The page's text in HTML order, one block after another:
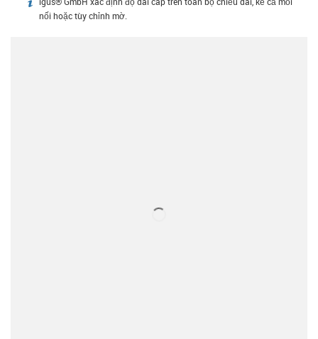
igus-icon-info
nối hoặc tùy chỉnh mờ.